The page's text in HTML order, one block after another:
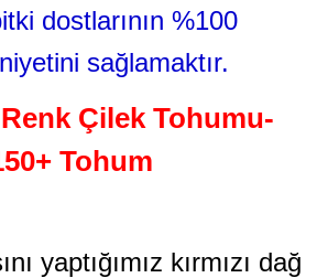
dostlarının %100
sağlamaktır.
Çilek Tohumu-
Tohum
yaptığımız kırmızı dağ